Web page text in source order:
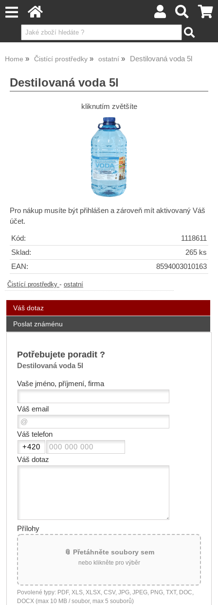
Home Čistící prostředky ostatní Destilovaná voda 5l
Destilovaná voda 5l
kliknutím zvětšíte
Pro nákup musíte být přihlášen a zároveň mít aktivovaný Váš
účet.
Kód:
1118611
Sklad:
265 ks
EAN:
8594003010163
Čistící prostředky - ostatní
Váš dotaz
Poslat známénu
Potřebujete poradit ?
Destilovaná voda 5l
Vaše jméno, příjmení, firma
Váš email
Váš telefon
Váš dotaz
Přílohy
📎 Přetáhněte soubory sem
nebo klikněte pro výběr
Povolené typy: PDF, XLS, XLSX, CSV, JPG, JPEG, PNG, TXT, DOC,
DOCX (max 10 MB / soubor, max 5 souborů)